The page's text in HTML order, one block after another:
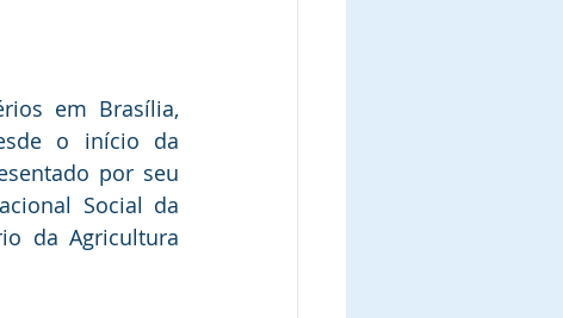
em Brasília,
o início da
por seu
Social da
da Agricultura